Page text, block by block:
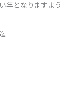
年となりますよう